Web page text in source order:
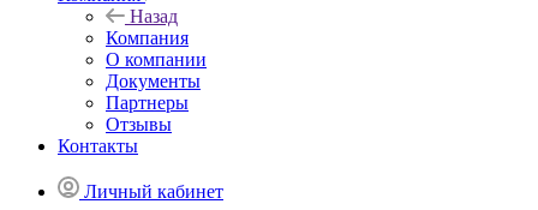
Назад
Компания
О компании
Документы
Партнеры
Отзывы
Контакты
Личный кабинет